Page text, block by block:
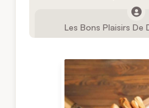
Les Bons Plaisirs De